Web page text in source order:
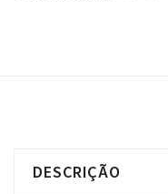
DESCRIÇÃO